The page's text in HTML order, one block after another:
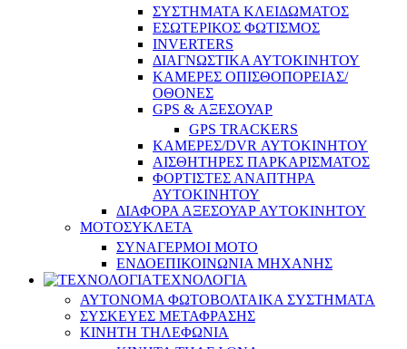
ΣΥΣΤΗΜΑΤΑ ΚΛΕΙΔΩΜΑΤΟΣ
ΕΣΩΤΕΡΙΚΟΣ ΦΩΤΙΣΜΟΣ
INVERTERS
ΔΙΑΓΝΩΣΤΙΚΑ ΑΥΤΟΚΙΝΗΤΟΥ
ΚΑΜΕΡΕΣ ΟΠΙΣΘΟΠΟΡΕΙΑΣ/
ΟΘΟΝΕΣ
GPS & ΑΞΕΣΟΥΑΡ
GPS TRACKERS
ΚΑΜΕΡΕΣ/DVR ΑΥΤΟΚΙΝΗΤΟΥ
ΑΙΣΘΗΤΗΡΕΣ ΠΑΡΚΑΡΙΣΜΑΤΟΣ
ΦΟΡΤΙΣΤΕΣ ΑΝΑΠΤΗΡΑ
ΑΥΤΟΚΙΝΗΤΟΥ
ΔΙΑΦΟΡΑ ΑΞΕΣΟΥΑΡ ΑΥΤΟΚΙΝΗΤΟΥ
ΜΟΤΟΣΥΚΛΕΤΑ
ΣΥΝΑΓΕΡΜΟΙ ΜΟΤΟ
ΕΝΔΟΕΠΙΚΟΙΝΩΝΙΑ ΜΗΧΑΝΗΣ
ΤΕΧΝΟΛΟΓΙΑ
ΑΥΤΟΝΟΜΑ ΦΩΤΟΒΟΛΤΑΙΚΑ ΣΥΣΤΗΜΑΤΑ
ΣΥΣΚΕΥΕΣ ΜΕΤΑΦΡΑΣΗΣ
ΚΙΝΗΤΗ ΤΗΛΕΦΩΝΙΑ